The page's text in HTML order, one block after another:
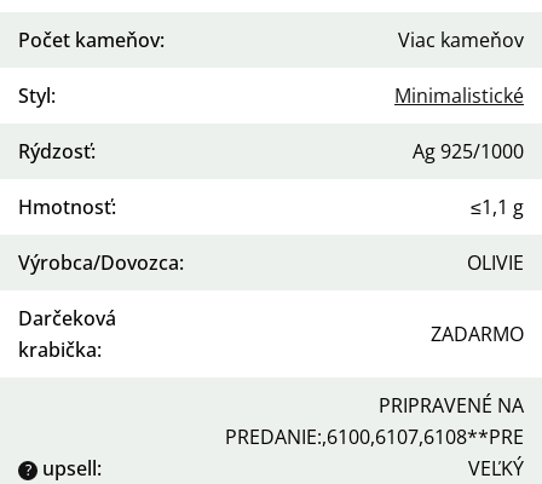
Počet kameňov: Viac kameňov
Styl: Minimalistické
Rýdzosť: Ag 925/1000
Hmotnosť: ≤1,1 g
Výrobca/Dovozca: OLIVIE
Darčeková
krabička:
ZADARMO
? upsell:
PRIPRAVENÉ NA
PREDANIE:,6100,6107,6108**PRE
VEĽKÝ